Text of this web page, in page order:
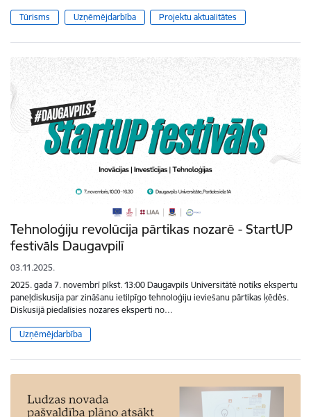
Tūrisms Uzņēmējdarbība Projektu aktualitātes
Tehnoloģiju revolūcija pārtikas nozarē - StartUP
festivāls Daugavpilī
03.11.2025.
2025. gada 7. novembrī plkst. 13:00 Daugavpils Universitātē notiks ekspertu
paneļdiskusija par zināšanu ietilpīgo tehnoloģiju ieviešanu pārtikas ķēdēs.
Diskusijā piedalīsies nozares eksperti no…
Uzņēmējdarbība